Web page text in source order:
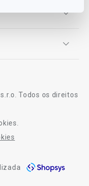
Todos os direitos